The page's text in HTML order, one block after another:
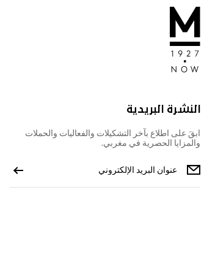
النشرة البريدية
ابقَ على اطلاع بآخر التشكيلات والفعاليات والحملات
والمزايا الحصرية في مغربي.